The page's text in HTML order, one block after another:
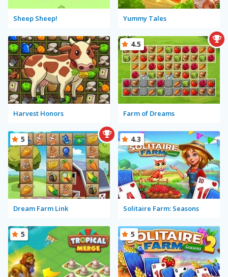
Sheep Sheep! Yummy Tales
Harvest Honors Farm of Dreams
4.5
Dream Farm Link
5
Solitaire Farm: Seasons
4.3
5 5